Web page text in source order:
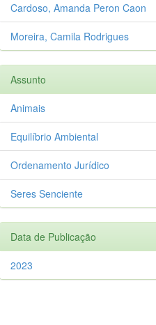
Cardoso, Amanda Peron Caon
Moreira, Camila Rodrigues
Assunto
Animais
Equilíbrio Ambiental
Ordenamento Jurídico
Seres Senciente
Data de Publicação
2023